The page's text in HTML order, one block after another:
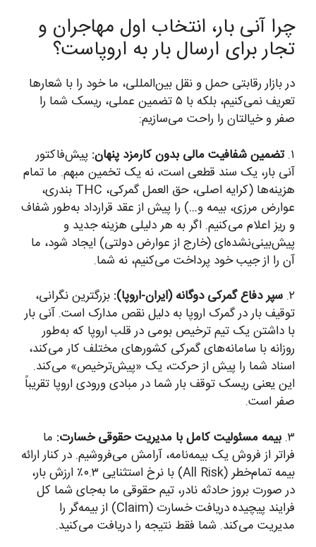
چرا آنی بار، انتخاب اول مهاجران و
تجار برای ارسال بار به اروپاست؟
در بازار رقابتی حمل و نقل بین‌المللی، ما خود را با شعارها
تعریف نمی‌کنیم، بلکه با ۵ تضمین عملی، ریسک شما را
صفر و خیالتان را راحت می‌سازیم:
۱. تضمین شفافیت مالی بدون کارمزد پنهان: پیش‌فاکتور
آنی بار، یک سند قطعی است، نه یک تخمین مبهم. ما تمام
هزینه‌ها (کرایه اصلی، حق العمل گمرکی، THC بندری،
عوارض مرزی، بیمه و…) را پیش از عقد قرارداد به‌طور شفاف
و ریز اعلام می‌کنیم. اگر به هر دلیلی هزینه جدید و
پیش‌بینی‌نشده‌ای (خارج از عوارض دولتی) ایجاد شود، ما
آن را از جیب خود پرداخت می‌کنیم، نه شما.
۲. سپر دفاع گمرکی دوگانه (ایران-اروپا): بزرگترین نگرانی،
توقیف بار در گمرک اروپا به دلیل نقص مدارک است. آنی بار
با داشتن یک تیم ترخیص بومی در قلب اروپا که به‌طور
روزانه با سامانه‌های گمرکی کشورهای مختلف کار می‌کند،
اسناد شما را پیش از حرکت، یک «پیش‌ترخیص» می‌کند.
این یعنی ریسک توقف بار شما در مبادی ورودی اروپا تقریباً
صفر است.
۳. بیمه مسئولیت کامل با مدیریت حقوقی خسارت: ما
فراتر از فروش یک بیمه‌نامه، آرامش می‌فروشیم. در کنار ارائه
بیمه تمام‌خطر (All Risk) با نرخ استثنایی ۰.۳٪ ارزش بار،
در صورت بروز حادثه نادر، تیم حقوقی ما به‌جای شما کل
فرایند پیچیده دریافت خسارت (Claim) از بیمه‌گر را
مدیریت می‌کند. شما فقط نتیجه را دریافت می‌کنید.